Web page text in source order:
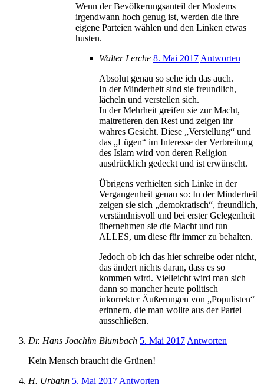
Wenn der Bevölkerungsanteil der Moslems
irgendwann hoch genug ist, werden die ihre
eigene Parteien wählen und den Linken etwas
husten.
Walter Lerche 8. Mai 2017 Antworten
Absolut genau so sehe ich das auch.
In der Minderheit sind sie freundlich,
lächeln und verstellen sich.
In der Mehrheit greifen sie zur Macht,
maltretieren den Rest und zeigen ihr
wahres Gesicht. Diese „Verstellung“ und
das „Lügen“ im Interesse der Verbreitung
des Islam wird von deren Religion
ausdrücklich gedeckt und ist erwünscht.
Übrigens verhielten sich Linke in der
Vergangenheit genau so: In der Minderheit
zeigen sie sich „demokratisch“, freundlich,
verständnisvoll und bei erster Gelegenheit
übernehmen sie die Macht und tun
ALLES, um diese für immer zu behalten.
Jedoch ob ich das hier schreibe oder nicht,
das ändert nichts daran, dass es so
kommen wird. Vielleicht wird man sich
dann so mancher heute politisch
inkorrekter Äußerungen von „Populisten“
erinnern, die man wollte aus der Partei
ausschließen.
Dr. Hans Joachim Blumbach 5. Mai 2017 Antworten
Kein Mensch braucht die Grünen!
H. Urbahn 5. Mai 2017 Antworten